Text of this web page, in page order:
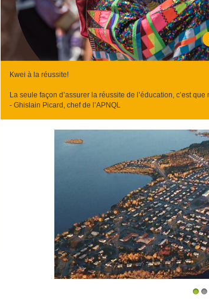
Kwei à la réussite!
La seule façon d’assurer la réussite de l’éducation, c’est
- Ghislain Picard, chef de l’APNQL